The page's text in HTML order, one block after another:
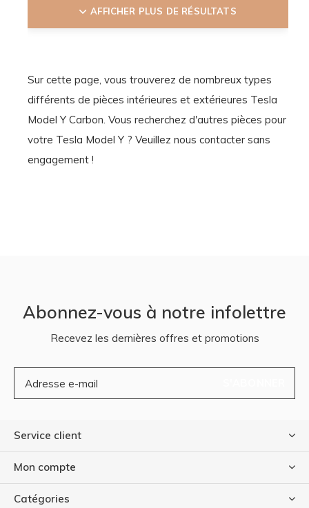
AFFICHER PLUS DE RÉSULTATS
Sur cette page, vous trouverez de nombreux types
différents de pièces intérieures et extérieures Tesla
Model Y Carbon. Vous recherchez d'autres pièces pour
votre Tesla Model Y ? Veuillez nous contacter sans
engagement !
Abonnez-vous à notre infolettre
Recevez les dernières offres et promotions
Service client
Mon compte
Catégories